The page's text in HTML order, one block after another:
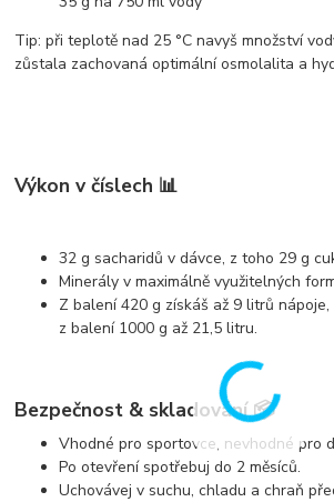
Tip: při teplotě nad 25 °C navyš množství
zůstala zachovaná optimální osmolalita a
Výkon v číslech 📊
32 g sacharidů v dávce, z toho 29 g
Minerály v maximálně využitelných
Z balení420 g získáš až 9 litrů nápoje,
z balení 1000 g až 21,5 litru.
Bezpečnost & skladování 📦
Vhodné pro sportovce, nevhodné pro
Po otevření spotřebuj do 2 měsíců.
Uchovávej v suchu, chladu a chraň